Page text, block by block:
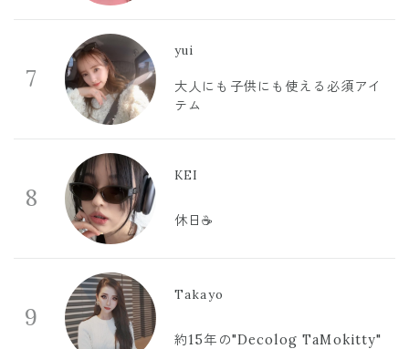
7
yui
大人にも子供にも使える必須アイ
テム
8
KEI
休日☕️
9
Takayo
約15年の"Decolog TaMokitty"